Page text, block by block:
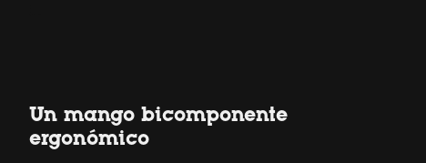
Un mango bicomponente
ergonómico